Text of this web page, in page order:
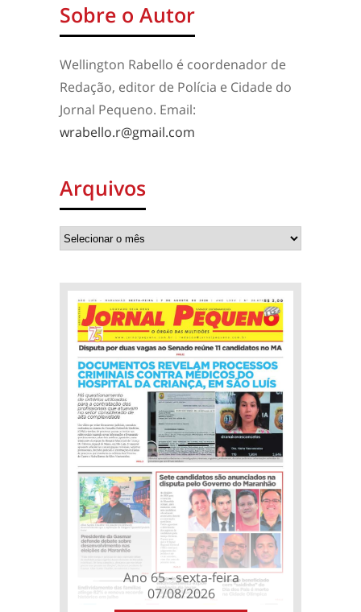
Sobre o Autor
Wellington Rabello é coordenador de
Redação, editor de Polícia e Cidade do
Jornal Pequeno. Email:
wrabello.r@gmail.com
Arquivos
Ano 65 - sexta-feira
07/08/2026